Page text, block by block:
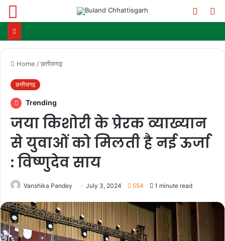
Switch
Home /छत्तीसगढ़
छत्तीसगढ़
Trending
जया किशोरी के प्रेरक व्याख्यान
से युवाओं को मिलती है नई ऊर्जा
: विष्णुदेव साय
Vanshika Pandey July 3, 2024 554 1 minute read